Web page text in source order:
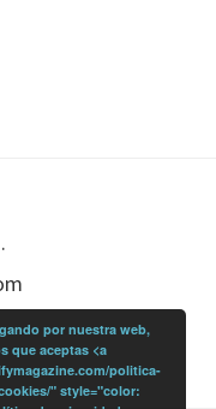
·
por nuestra web,
que aceptas <a
politica-
" style="color: